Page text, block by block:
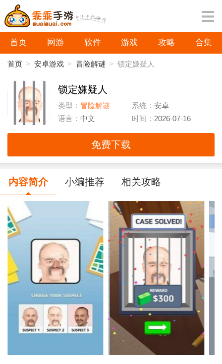
首页 网游 软件 游戏 攻略 合集
首页 > 安卓游戏 > 冒险解谜 > 锁定嫌疑人
锁定嫌疑人
类型： 冒险解谜 系统：安卓
语言： 中文 时间： 2026-07-16
免费下载
内容简介 小编推荐 相关攻略